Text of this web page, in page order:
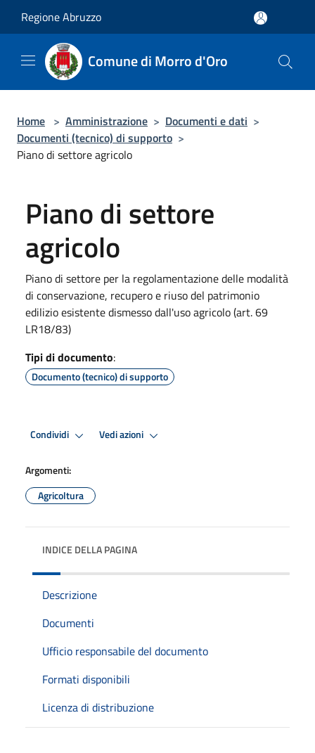
Regione Abruzzo
Comune di Morro d'Oro
Home > Amministrazione > Documenti e dati >
Documenti (tecnico) di supporto >
Piano di settore agricolo
Piano di settore
agricolo
Piano di settore per la regolamentazione delle modalità
di conservazione, recupero e riuso del patrimonio
edilizio esistente dismesso dall'uso agricolo (art. 69
LR18/83)
Tipi di documento:
Documento (tecnico) di supporto
Condividi Vedi azioni
Argomenti:
Agricoltura
INDICE DELLA PAGINA
Descrizione
Documenti
Ufficio responsabile del documento
Formati disponibili
Licenza di distribuzione